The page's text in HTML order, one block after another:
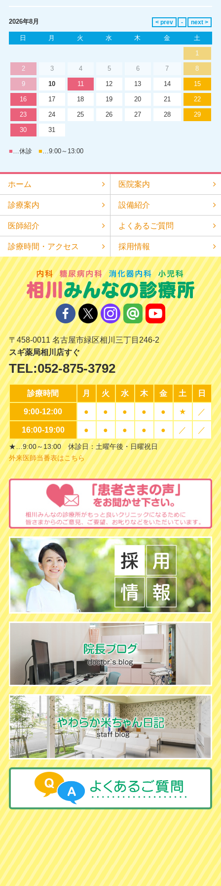
2026年8月
日 月 火 水 木 金 土
1
2 3 4 5 6 7 8
9 10 11 12 13 14 15
16 17 18 19 20 21 22
23 24 25 26 27 28 29
30 31
■ …休診 ■ …9:00～13:00
ホーム 医院案内
診療案内 設備紹介
医師紹介 よくあるご質問
診療時間・アクセス 採用情報
〒458-0011 名古屋市緑区相川三丁目246-2
スギ薬局相川店すぐ
TEL:052-875-3792
診療時間 月 火 水 木 金 土 日
9:00-12:00 ● ● ● ● ● ★ ／
16:00-19:00 ● ● ● ● ● ／ ／
★…9:00～13:00 休診日：土曜午後・日曜祝日
外来医師当番表はこちら